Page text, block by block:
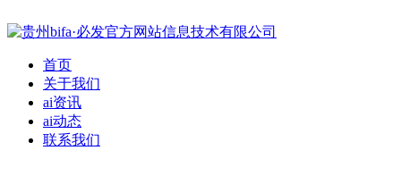
首页
关于我们
ai资讯
ai动态
联系我们